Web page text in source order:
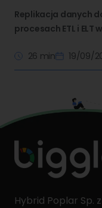
Replikacja danych
procesach ETL i
26 min 19/09/
Hybrid Poplar Sp.